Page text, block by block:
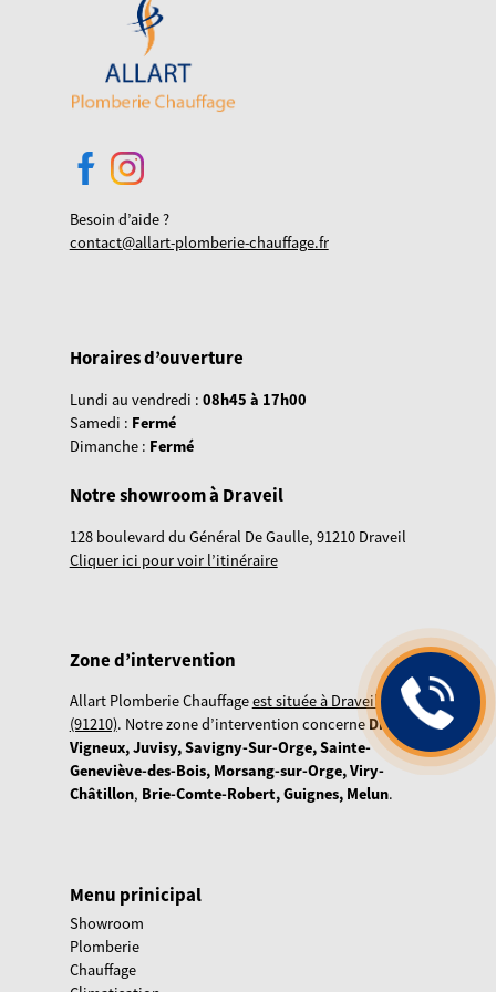
Besoin d’aide ?
contact@allart-plomberie-chauffage.fr
Horaires d’ouverture
Lundi au vendredi : 08h45 à 17h00
Samedi : Fermé
Dimanche : Fermé
Notre showroom à Draveil
128 boulevard du Général De Gaulle, 91210 Draveil
Cliquer ici pour voir l’itinéraire
Zone d’intervention
Allart Plomberie Chauffageest située à Draveil
(91210). Notre zone d’intervention concerneDraveil,
Vigneux, Juvisy, Savigny-Sur-Orge, Sainte-
Geneviève-des-Bois, Morsang-sur-Orge, Viry-
Châtillon, Brie-Comte-Robert, Guignes, Melun.
Menu prinicipal
Showroom
Plomberie
Chauffage